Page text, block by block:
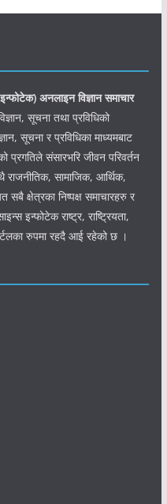
इन्फोटेक) अनलाइन विज्ञान समाचार
सूचना तथा प्रविधिको
सूचना र प्रविधिका माध्यमबाट
प्रगतिले संसारभरि जीवन परिवर्तन
राजनीतिक, सामाजिक, आर्थिक,
क्षेत्रका निष्पक्ष समाचारहरु र
इन्फोटेक राष्ट्र, राष्ट्रियता,
रुपमा रहदै आई रहेको छ ।